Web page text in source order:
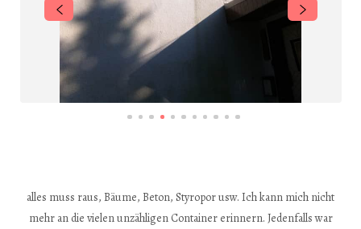
alles muss raus, Bäume, Beton, Styropor usw. Ich kann mich nicht
mehr an die vielen unzähligen Container erinnern. Jedenfalls war